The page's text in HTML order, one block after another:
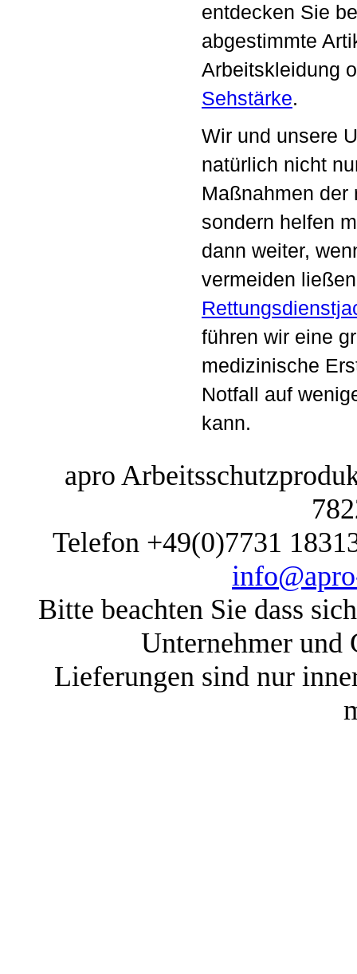
entdecken Sie
abgestimmte
Arbeitskleidung
Sehstärke.
Wir und unsere
natürlich nicht
Maßnahmen der
sondern helfen
dann weiter,
vermeiden
führen wir eine
medizinische
Notfall auf
kann.
apro
Telefon +49(0)7731
Bitte beachten Sie dass
Unternehmer und
Lieferungen sind nur